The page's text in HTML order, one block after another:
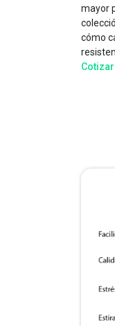
mayor
cómo